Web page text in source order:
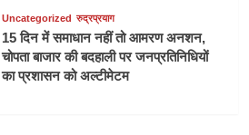
Uncategorized रुद्रप्रयाग
15 दिन में समाधान नहीं तो आमरण अनशन,
चोपता बाजार की बदहाली पर जनप्रतिनिधियों
का प्रशासन को अल्टीमेटम